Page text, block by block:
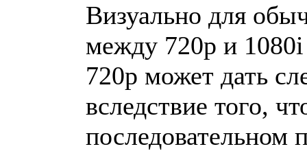
Визуально для
между 720p и
720p может дать
вследствие того,
последовательном